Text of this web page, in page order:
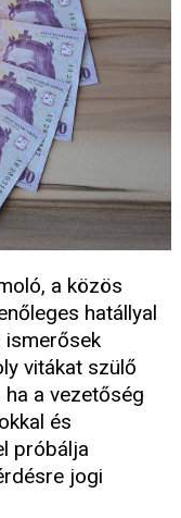
a közös
hatállyal
ismerősek
vitákat szülő
a vezetőség
és
próbálja
jogi